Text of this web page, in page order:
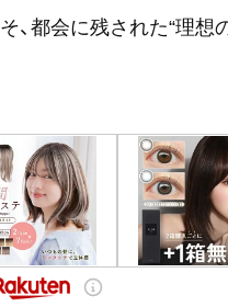
都会に残された“理想